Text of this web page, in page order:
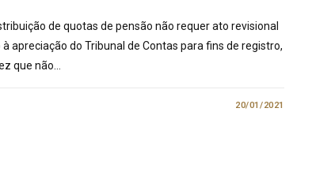
de quotas de pensão não requer ato revisional
apreciação do Tribunal de Contas para fins de registro,
que não…
20/01/2021